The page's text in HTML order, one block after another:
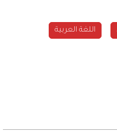
اللغة العربية